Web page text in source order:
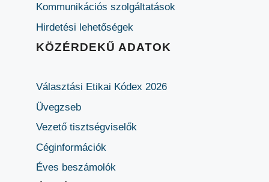
Kommunikációs szolgáltatások
Hirdetési lehetőségek
KÖZÉRDEKŰ ADATOK
Választási Etikai Kódex 2026
Üvegzseb
Vezető tisztségviselők
Céginformációk
Éves beszámolók